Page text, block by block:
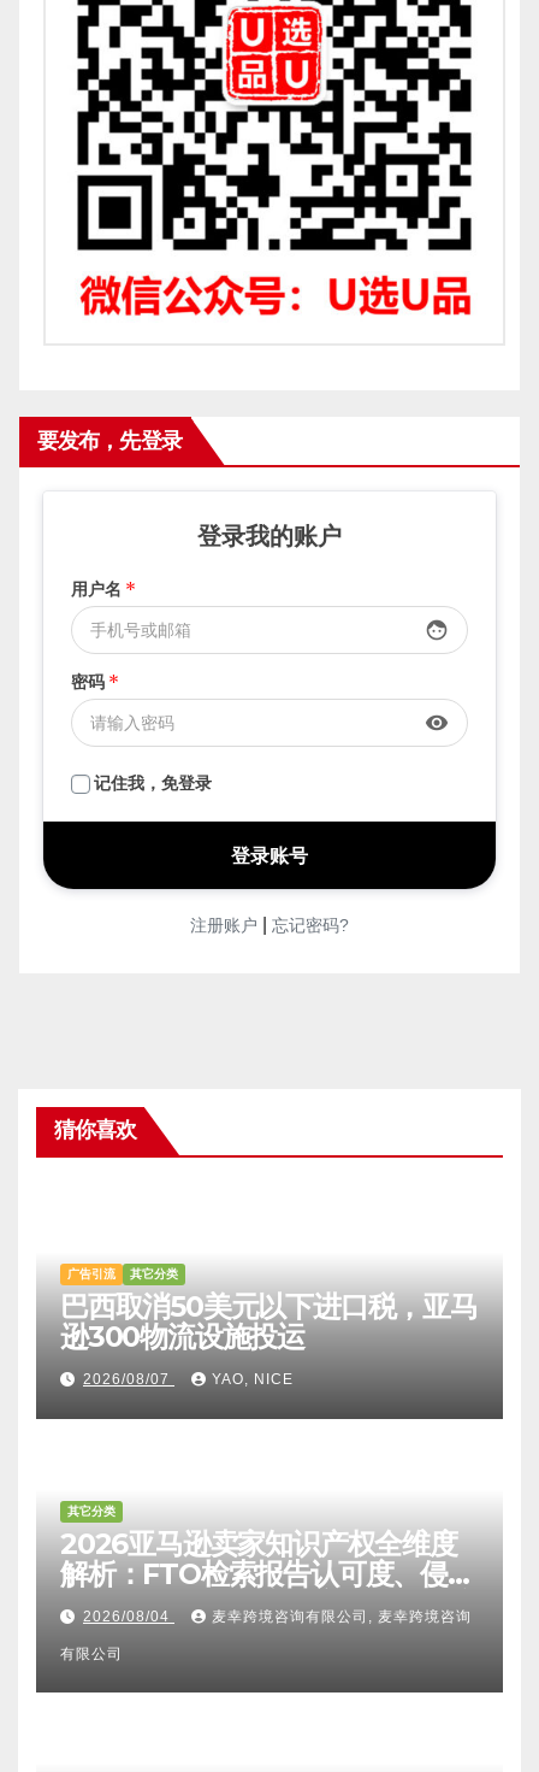
要发布，先登录
登录我的账户
用户名 *
face
密码 *
visibility
记住我，免登录
注册账户 忘记密码?
猜你喜欢
广告引流 其它分类
巴西取消50美元以下进口税，亚马
逊300物流设施投运
2026/08/07 YAO, NICE
其它分类
2026亚马逊卖家知识产权全维度
解析：FTO检索报告认可度、侵权
比对区别、TRO应诉方法及服务商
甄选避坑全攻略
2026/08/04 麦幸跨境咨询有限公司, 麦幸跨境咨询
有限公司